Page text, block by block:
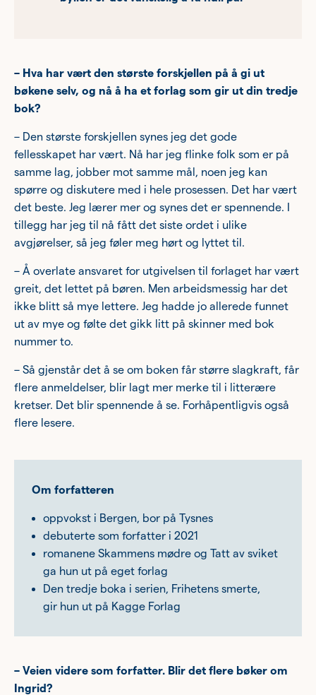
– Hva har vært den største forskjellen på å gi ut
bøkene selv, og nå å ha et forlag som gir ut din tredje
bok?
– Den største forskjellen synes jeg det gode
fellesskapet har vært. Nå har jeg flinke folk som er på
samme lag, jobber mot samme mål, noen jeg kan
spørre og diskutere med i hele prosessen. Det har vært
det beste. Jeg lærer mer og synes det er spennende. I
tillegg har jeg til nå fått det siste ordet i ulike
avgjørelser, så jeg føler meg hørt og lyttet til.
– Å overlate ansvaret for utgivelsen til forlaget har vært
greit, det lettet på børen. Men arbeidsmessig har det
ikke blitt så mye lettere. Jeg hadde jo allerede funnet
ut av mye og følte det gikk litt på skinner med bok
nummer to.
– Så gjenstår det å se om boken får større slagkraft, får
flere anmeldelser, blir lagt mer merke til i litterære
kretser. Det blir spennende å se. Forhåpentligvis også
flere lesere.
Om forfatteren
oppvokst i Bergen, bor på Tysnes
debuterte som forfatter i 2021
romanene Skammens mødre og Tatt av sviket
ga hun ut på eget forlag
Den tredje boka i serien, Frihetens smerte,
gir hun ut på Kagge Forlag
– Veien videre som forfatter. Blir det flere bøker om
Ingrid?